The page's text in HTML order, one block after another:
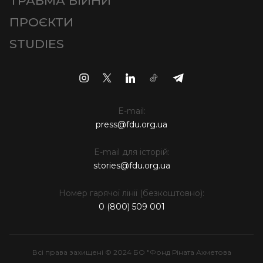
ПРОЄКТИ
STUDIES
E-mail:
press@fdu.org.ua
E-mail для історій:
stories@fdu.org.ua
Номер гарячої лінії (безкоштовно):
0 (800) 509 001
Всі права захищені © 2024 БО "Фонд Ріната Ахметова